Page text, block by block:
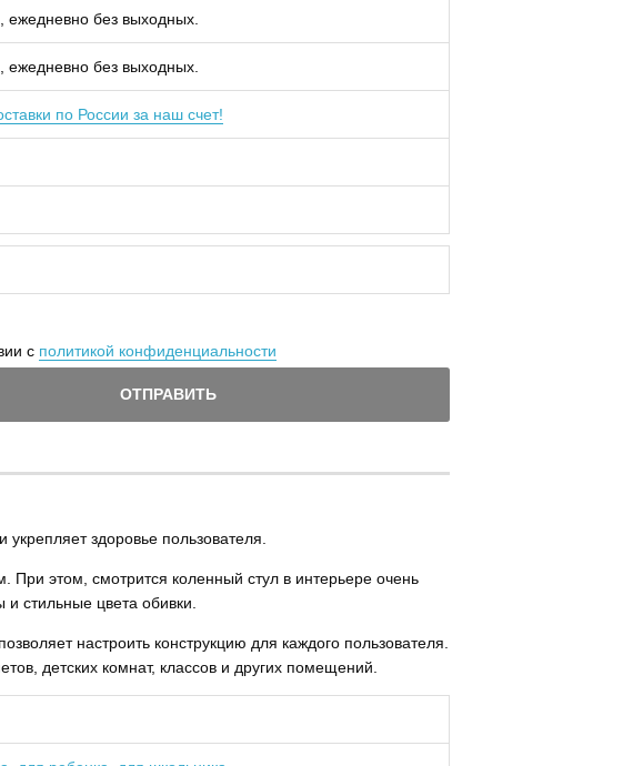
ежедневно без выходных.
ежедневно без выходных.
по России за наш счет!
с политикой конфиденциальности
ОТПРАВИТЬ
здоровье пользователя.
При этом, смотрится коленный стул в интерьере очень
стильные цвета обивки.
настроить конструкцию для каждого пользователя.
детских комнат, классов и других помещений.